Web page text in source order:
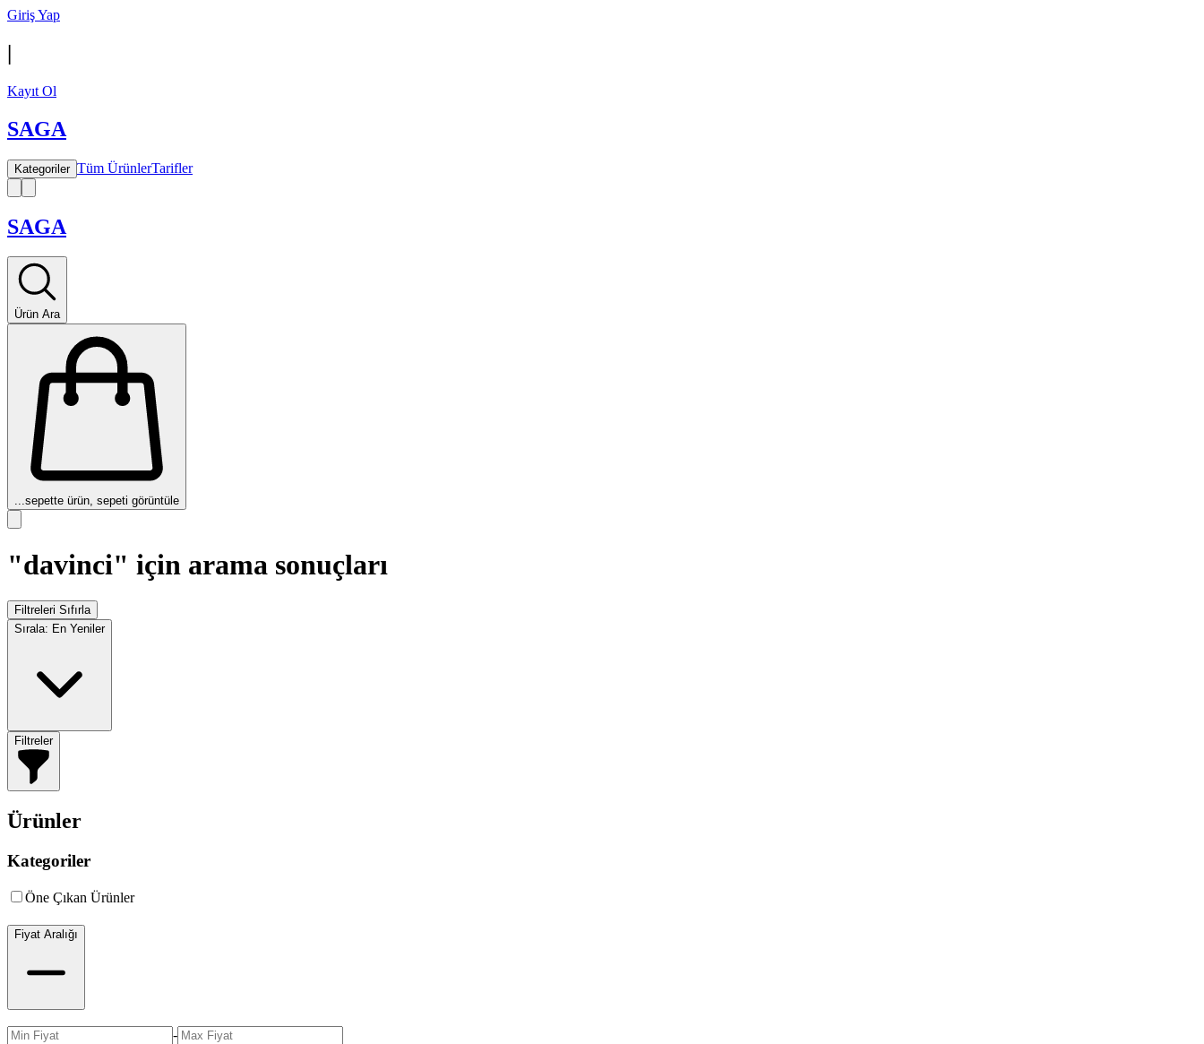
Giriş Yap
|
Kayıt Ol
SAGA
Kategoriler Tüm ÜrünlerTarifler
SAGA
Ürün Ara
...sepette ürün, sepeti görüntüle
"davinci" için arama sonuçları
Filtreleri Sıfırla
Sırala: En Yeniler
Filtreler
Ürünler
Kategoriler
Öne Çıkan Ürünler
Fiyat Aralığı
-